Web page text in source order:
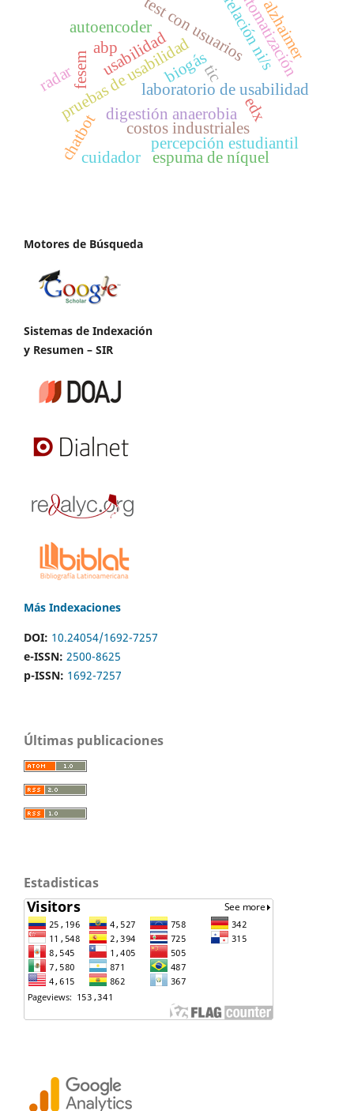
laboratorio de usabilidad
pruebas de usabilidad
test con usuarios
usabilidad
digestión anaerobia
automatización
biogás
autoencoder
abp
costos industriales
percepción estudiantil
espuma de níquel
fesem
edx
relación ni/s
chatbot
alzhaimer
cuidador
tic
radar
Motores de Búsqueda
Sistemas de Indexación
y Resumen – SIR
Más Indexaciones
DOI: 10.24054/1692-7257
e-ISSN: 2500-8625
p-ISSN: 1692-7257
Últimas publicaciones
Estadisticas